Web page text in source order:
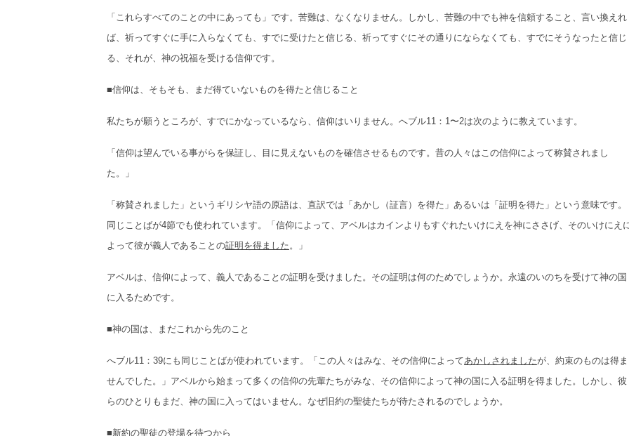
「これらすべてのことの中にあっても」です。苦難は、なくなりません。しかし、苦難の中でも神を信頼すること、言い換えれ
ば、祈ってすぐに手に入らなくても、すでに受けたと信じる、祈ってすぐにその通りにならなくても、すでにそうなったと信じ
る、それが、神の祝福を受ける信仰です。
■信仰は、そもそも、まだ得ていないものを得たと信じること
私たちが願うところが、すでにかなっているなら、信仰はいりません。へブル11：1〜2は次のように教えています。
「信仰は望んでいる事がらを保証し、目に見えないものを確信させるものです。昔の人々はこの信仰によって称賛されまし
た。」
「称賛されました」というギリシヤ語の原語は、直訳では「あかし（証言）を得た」あるいは「証明を得た」という意味です。
同じことばが4節でも使われています。「信仰によって、アベルはカインよりもすぐれたいけにえを神にささげ、そのいけにえ
よって彼が義人であることの証明を得ました 。」
アベルは、信仰によって、義人であることの証明を受けました。その証明は何のためでしょうか。永遠のいのちを受けて神の国
に入るためです。
■神の国は、まだこれから先のこと
へブル11：39にも同じことばが使われています。「この人々はみな、その信仰によってあかしされましたが、約束のものは得ま
せんでした。」アベルから始まって多くの信仰の先輩たちがみな、その信仰によって神の国に入る証明を得ました。しかし、彼
らのひとりもまだ、神の国に入ってはいません。なぜ旧約の聖徒たちが待たされるのでしょうか。
■新約の聖徒の登場を待つから